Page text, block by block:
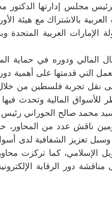
مجلس إدارتها الدكتور
بالاشتراك مع هيئة
المالي ودوره في حماية
التي قدمتها على أهمية
الى نقل تجربة فلسطين من
للأسواق المالية وتحدث
محمد صالح الحوراني رئيس
ناقش عدد من المحاور،
وسبل تعزيز الشفافية
الإسلامي، كما تركزت
مناقشة دور الرقابة